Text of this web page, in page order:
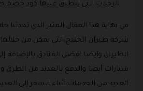
الرحلات التي ينطبق عليها كود خصم
في نهاية هذا المقال المثير الذي تحدثنا
شركة طيران الخليج التي يمكن من
الطيران وايضا افضل الفنادق بالإضافة
سيارات أيضا والدفع بالعديد من الطرق
العديد من الخدمات أثناء السفر إلى